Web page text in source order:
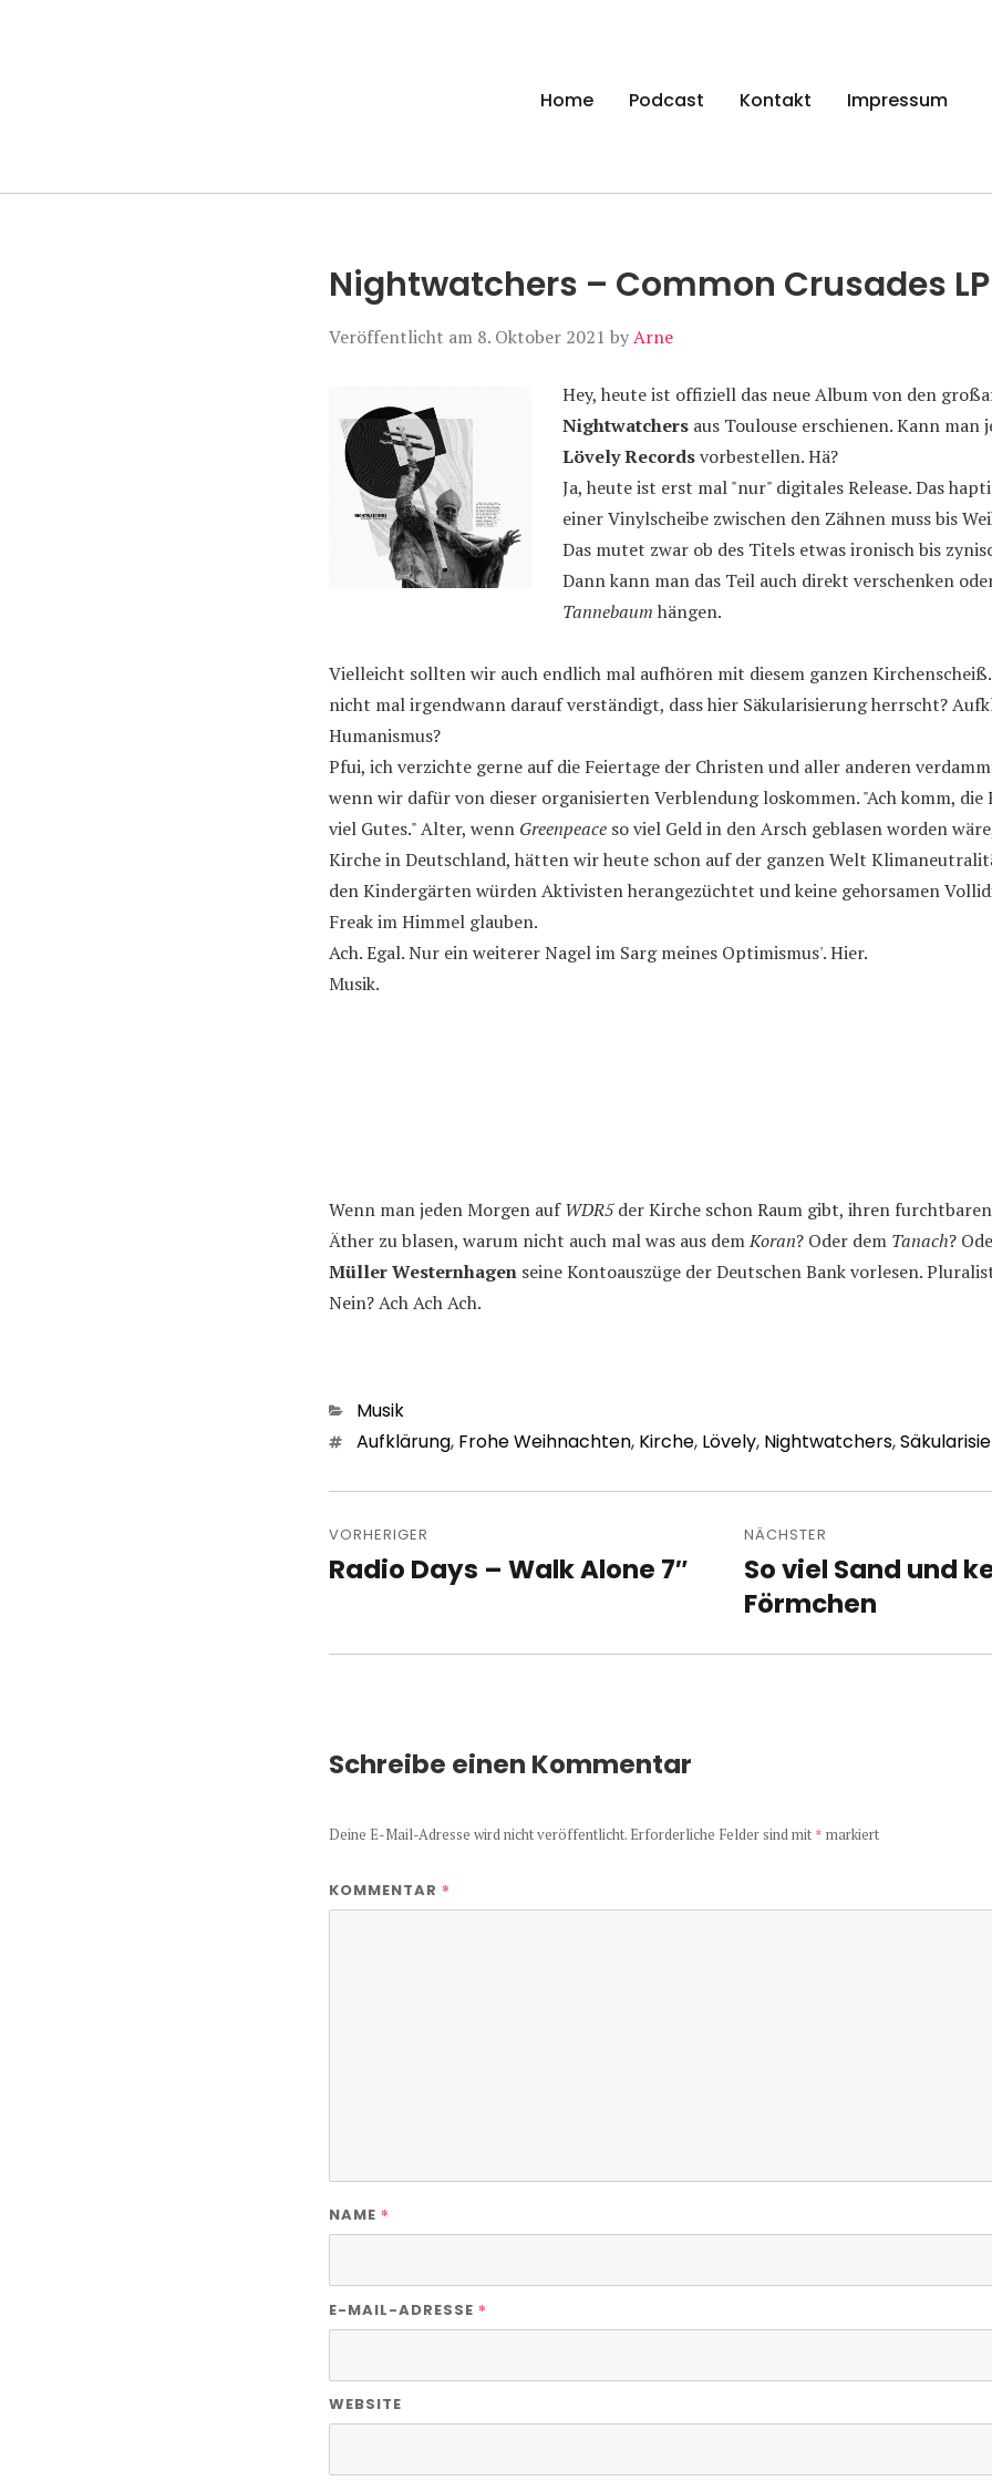
Manierenversagen
Home Podcast Kontakt Impressum
Nightwatchers – Common Crusades LP
Veröffentlicht am 8. Oktober 2021 byArne
Hey, heute ist offiziell das neue Album von den
Nightwatchers aus Toulouse erschienen. Kann man
Lövely Recordsvorbestellen. Hä?
Ja, heute ist erst mal "nur" digitales Release. Das
einer Vinylscheibe zwischen den Zähnen muss bis
Das mutet zwar ob des Titels etwas ironisch bis
Dann kann man das Teil auch direkt verschenken
Tannebaum hängen.
Vielleicht sollten wir auch endlich mal aufhören mit diesem ganzen
nicht mal irgendwann darauf verständigt, dass hier Säkularisierung herrscht?
Humanismus?
Pfui, ich verzichte gerne auf die Feiertage der Christen und aller anderen
wenn wir dafür von dieser organisierten Verblendung loskommen. "Ach komm,
viel Gutes." Alter, wenn Greenpeace so viel Geld in den Arsch geblasen worden
Kirche in Deutschland, hätten wir heute schon auf der ganzen Welt
den Kindergärten würden Aktivisten herangezüchtet und keine gehorsamen
Freak im Himmel glauben.
Ach. Egal. Nur ein weiterer Nagel im Sarg meines Optimismus'. Hier.
Musik.
Wenn man jeden Morgen aufWDR5der Kirche schon Raum gibt, ihren
Äther zu blasen, warum nicht auch mal was aus demKoran? Oder dem Tanach?
Müller Westernhagen seine Kontoauszüge der Deutschen Bank vorlesen.
Nein? Ach Ach Ach.
Kategorien
Musik
Schlagwörter
Aufklärung, Frohe Weihnachten, Kirche, Lövely, Nightwatchers,
VORHERIGER
Vorheriger
Radio Days – Walk Alone 7″
NÄCHSTER
Nächster
Beitrag:
So viel Sand und
Förmchen
Schreibe einen Kommentar
Deine E-Mail-Adresse wird nicht veröffentlicht. Erforderliche Felder sind mit * markiert
KOMMENTAR *
NAME *
E-MAIL-ADRESSE *
WEBSITE